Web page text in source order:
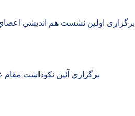
برگزاری اولین نشست هم انديشي
برگزاري آئين نكوداشت